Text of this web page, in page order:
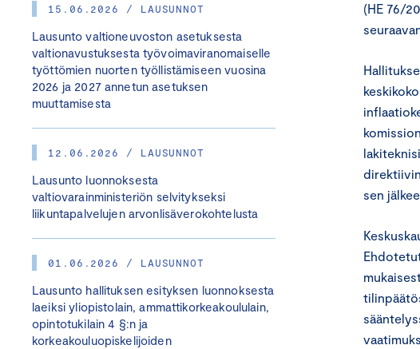
15.06.2026 / LAUSUNNOT
Lausunto valtioneuvoston asetuksesta
valtionavustuksesta työvoimaviranomaiselle
työttömien nuorten työllistämiseen vuosina
2026 ja 2027 annetun asetuksen
muuttamisesta
12.06.2026 / LAUSUNNOT
Lausunto luonnoksesta
valtiovarainministeriön selvitykseksi
liikuntapalvelujen arvonlisäverokohtelusta
01.06.2026 / LAUSUNNOT
Lausunto hallituksen esityksen luonnoksesta
laeiksi yliopistolain, ammattikorkeakoululain,
opintotukilain 4 §:n ja
korkeakouluopiskelijoiden
(HE 76/
sen